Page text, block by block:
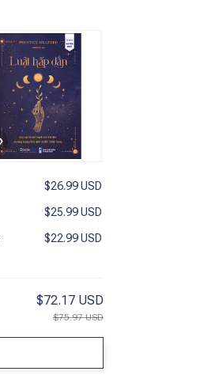
$26.99 USD
$25.99 USD
$22.99 USD
$72.17 USD
$75.97 USD